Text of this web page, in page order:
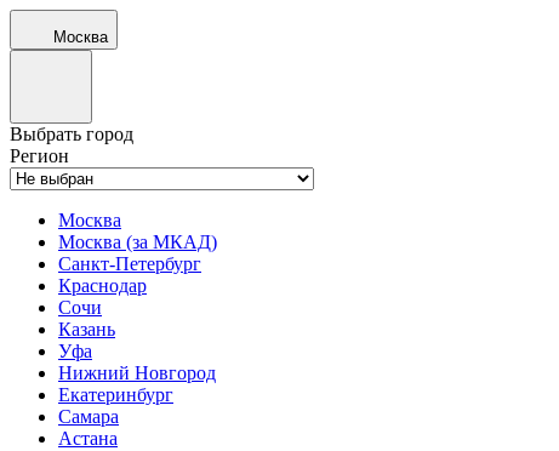
Москва
Выбрать город
Регион
Москва
Москва (за МКАД)
Санкт-Петербург
Краснодар
Сочи
Казань
Уфа
Нижний Новгород
Екатеринбург
Самара
Астана